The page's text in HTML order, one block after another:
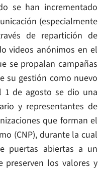
se han incrementado
(especialmente
de repartición de
videos anónimos en el
se propalan campañas
su gestión como nuevo
1 de agosto se dio una
y representantes de
que forman el
(CNP), durante la cual
puertas abiertas a un
preserven los valores y